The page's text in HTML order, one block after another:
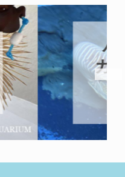
ウム
して
日